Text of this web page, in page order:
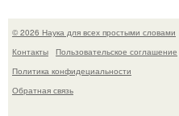
© 2026 Наука для всех простыми словами
Контакты
Пользовательское соглашение
Политика конфидециальности
Обратная связь